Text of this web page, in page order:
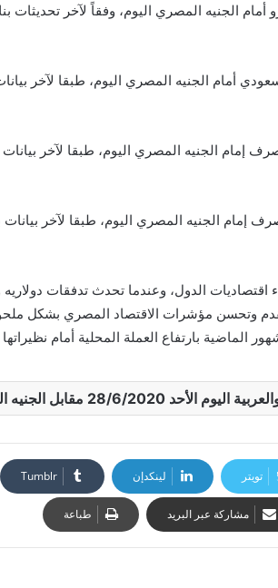
اقتصاديات الدول، وعندما تحدث تدفقات
وتحسن مؤشرات الاقتصاد المصري بشكل
الماضية بارتفاع العملة المحلية أمام نظيراتها
28/6/2020 مقابل الجنيه المصري
تويتر لينكدإن
مشاركة عبر البريد طباعة